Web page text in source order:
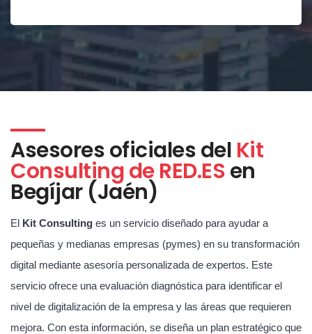
Asesores oficiales del Kit
Consulting de RED.ESen
Begíjar (Jaén)
El Kit Consulting es un servicio diseñado para ayudar a
pequeñas y medianas empresas (pymes) en su transformación
digital mediante asesoría personalizada de expertos. Este
servicio ofrece una evaluación diagnóstica para identificar el
nivel de digitalización de la empresa y las áreas que requieren
mejora. Con esta información, se diseña un plan estratégico que